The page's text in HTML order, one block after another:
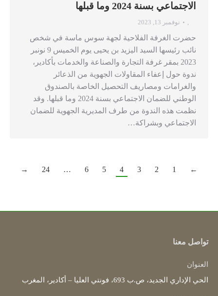
الاجتماعي بسنة 2024 وما قبلها
, نوفمبر 13, 2023
حضرت الغرفة الفلاحية لجهة سوس ماسة في شخص
نائب رئيسها السيد اليزيد بن يحيى يوم الخميس 9 نونبر
2023 بمقر غرفة التجارة والصناعة والخدمات بأكادير،
ندوة حول إعفاء المقاولات الجهوية من الذعائر
والغرامات ومصاريف التحصيل الخاصة بالصندوق
الوطني للضمان الاجتماعي بسنة 2024 وما قبلها. وقد
نظمت هذه الندوة من طرف المديرية الجهوية للضمان
الاجتماعي وبشراكة…
←
1
2
3
4
5
6
…
24
→
تواصل معنا
العنوان
الحي الإداري الجديد، ص.ب 693، فونتي العليا – أكادير، المغرب